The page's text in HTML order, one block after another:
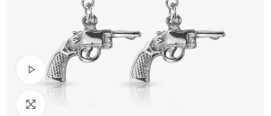
Ver Vídeo